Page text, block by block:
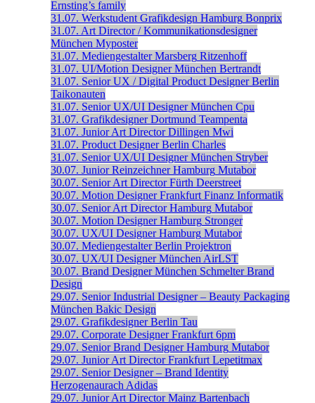
Ernsting’s family
31.07. Werkstudent Grafikdesign Hamburg Bonprix
31.07. Art Director / Kommunikationsdesigner
München Myposter
31.07. Mediengestalter Marsberg Ritzenhoff
31.07. UI/Motion Designer München Bertrandt
31.07. Senior UX / Digital Product Designer Berlin
Taikonauten
31.07. Senior UX/UI Designer München Cpu
31.07. Grafikdesigner Dortmund Teampenta
31.07. Junior Art Director Dillingen Mwi
31.07. Product Designer Berlin Charles
31.07. Senior UX/UI Designer München Stryber
30.07. Junior Reinzeichner Hamburg Mutabor
30.07. Senior Art Director Fürth Deerstreet
30.07. Motion Designer Frankfurt Finanz Informatik
30.07. Senior Art Director Hamburg Mutabor
30.07. Motion Designer Hamburg Stronger
30.07. UX/UI Designer Hamburg Mutabor
30.07. Mediengestalter Berlin Projektron
30.07. UX/UI Designer München AirLST
30.07. Brand Designer München Schmelter Brand
Design
29.07. Senior Industrial Designer – Beauty Packaging
München Bakic Design
29.07. Grafikdesigner Berlin Tau
29.07. Corporate Designer Frankfurt 6pm
29.07. Senior Brand Designer Hamburg Mutabor
29.07. Junior Art Director Frankfurt Lepetitmax
29.07. Senior Designer – Brand Identity
Herzogenaurach Adidas
29.07. Junior Art Director Mainz Bartenbach